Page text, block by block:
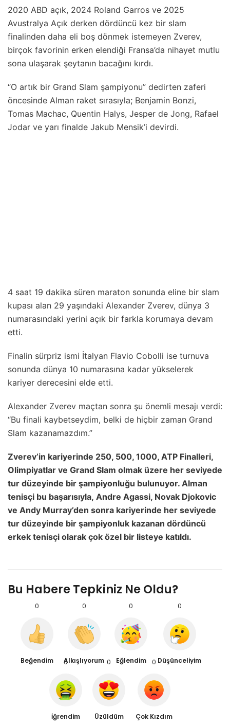
2020 ABD açık, 2024 Roland Garros ve 2025
Avustralya Açık derken dördüncü kez bir slam
finalinden daha eli boş dönmek istemeyen Zverev,
birçok favorinin erken elendiği Fransa’da nihayet mutlu
sona ulaşarak şeytanın bacağını kırdı.
“O artık bir Grand Slam şampiyonu” dedirten zaferi
öncesinde Alman raket sırasıyla; Benjamin Bonzi,
Tomas Machac, Quentin Halys, Jesper de Jong, Rafael
Jodar ve yarı finalde Jakub Mensik’i devirdi.
4 saat 19 dakika süren maraton sonunda eline bir slam
kupası alan 29 yaşındaki Alexander Zverev, dünya 3
numarasındaki yerini açık bir farkla korumaya devam
etti.
Finalin sürpriz ismi İtalyan Flavio Cobolli ise turnuva
sonunda dünya 10 numarasına kadar yükselerek
kariyer derecesini elde etti.
Alexander Zverev maçtan sonra şu önemli mesajı verdi:
“Bu finali kaybetseydim, belki de hiçbir zaman Grand
Slam kazanamazdım.”
Zverev’in kariyerinde 250, 500, 1000, ATP Finalleri,
Olimpiyatlar ve Grand Slam olmak üzere her seviyede
tur düzeyinde bir şampiyonluğu bulunuyor. Alman
tenisçi bu başarısıyla, Andre Agassi, Novak Djokovic
ve Andy Murray’den sonra kariyerinde her seviyede
tur düzeyinde bir şampiyonluk kazanan dördüncü
erkek tenisçi olarak çok özel bir listeye katıldı.
Bu Habere Tepkiniz Ne Oldu?
0
Beğendim
0
Alkışlıyorum
0
Eğlendim
0
Düşünceliyim
0
İğrendim
0
Üzüldüm
0
Çok Kızdım